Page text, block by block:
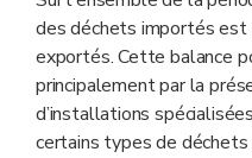
des déchets importés est
exportés. Cette balance
principalement par la
d’installations
certains types de déchets